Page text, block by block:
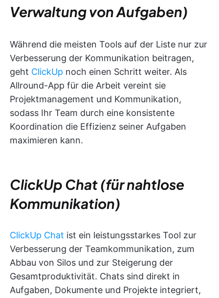
Verwaltung von Aufgaben)
Während die meisten Tools auf der Liste nur zur
Verbesserung der Kommunikation beitragen,
geht ClickUp noch einen Schritt weiter. Als
Allround-App für die Arbeit vereint sie
Projektmanagement und Kommunikation,
sodass Ihr Team durch eine konsistente
Koordination die Effizienz seiner Aufgaben
maximieren kann.
ClickUp Chat (für nahtlose
Kommunikation)
ClickUp Chat ist ein leistungsstarkes Tool zur
Verbesserung der Teamkommunikation, zum
Abbau von Silos und zur Steigerung der
Gesamtproduktivität. Chats sind direkt in
Aufgaben, Dokumente und Projekte integriert,